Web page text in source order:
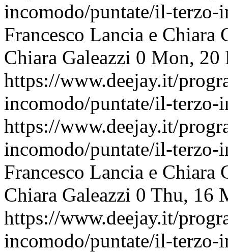
incomodo/puntate/il-
Francesco Lancia e Chiara
Chiara Galeazzi 0 Mon, 20
https://www.deejay.it/
incomodo/puntate/il-
https://www.deejay.it/
incomodo/puntate/il-
Francesco Lancia e Chiara
Chiara Galeazzi 0 Thu, 16
https://www.deejay.it/
incomodo/puntate/il-